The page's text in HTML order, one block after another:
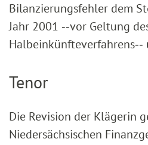
Bilanzierungsfehler dem
Jahr 2001 ‑‑vor Geltung
Tenor
Die Revision der Klägerin
Niedersächsischen